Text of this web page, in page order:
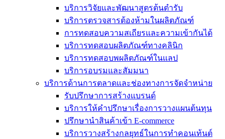
บริการวิจัยและพัฒนาสูตรต้นตำรับ
บริการตรวจสารต้องห้ามในผลิตภัณฑ์
การทดสอบความสเถียรและความเข้ากันได้
บริการทดสอบผลิตภัณฑ์ทางคลินิก
บริการทดสอบพผลิตภัณฑ์ในแลป
บริการอบรมและสัมมนา
บริการด้านการตลาดและช่องทางการจัดจำหน่าย
รับปรึกษาการสร้างแบรนด์
บริการให้คำปรึกษาเรื่องการวางแผนต้นทุน
ปรึกษานำสินค้าเข้า E-commerce
บริการวางสร้างกลยุทธ์ในการทำคอนเท้นต์